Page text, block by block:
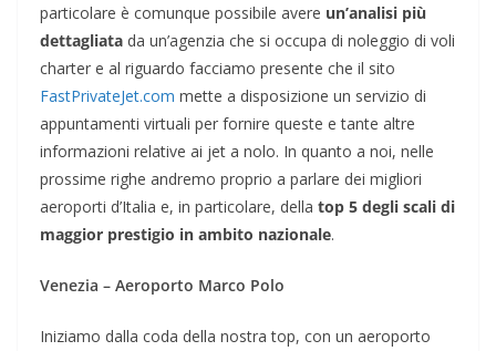
particolare è comunque possibile avere un’analisi più
dettagliata da un’agenzia che si occupa di noleggio di voli
charter e al riguardo facciamo presente che il sito
FastPrivateJet.com mette a disposizione un servizio di
appuntamenti virtuali per fornire queste e tante altre
informazioni relative ai jet a nolo. In quanto a noi, nelle
prossime righe andremo proprio a parlare dei migliori
aeroporti d’Italia e, in particolare, della top 5 degli scali di
maggior prestigio in ambito nazionale.
Venezia – Aeroporto Marco Polo
Iniziamo dalla coda della nostra top, con un aeroporto